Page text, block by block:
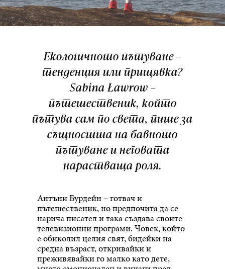
Екологичното пътуване –
тенденция или прищявка?
Sabina Ławrow –
пътешественик, който
пътува сам по света, пише за
същността на бавното
пътуване и неговата
нарастваща роля.
Антъни Бурдейн – готвач и
пътешественик, но предпочита да се
нарича писател и така създава своите
телевизионни програми. Човек, който
е обиколил целия свят, бидейки на
средна възраст, откривайки и
преживявайки го малко като дете,